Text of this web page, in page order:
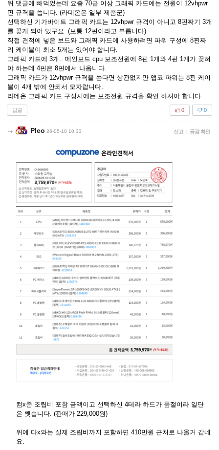
위 댓글에 빼먹었는데 요즘 70급 이상 그래픽 카드에는 전원이 12vhpwr
핀 규격을 씁니다. (라데온은 일부 제품군)
선택하신 기가바이트 그래픽 카드는 12vhpwr 규격이 아니고 8핀짜기 3개
를 꽂게 되어 있구요. (보통 12핀이라고 부릅니다)
직접 견적에 넣은 보드와 그래픽 카드에 사용하려면 파워 구성에 8핀짜
리 케이블이 최소 5개는 있어야 합니다.
그래픽 카드에 3개.. 메인보드 cpu 보조전원에 8핀 1개와 4핀 1개가 꽂혀
야 하는데 4핀은 8핀에서 나옵니다.
그래픽 카드가 12vhpwr 규격을 쓴다면 상관없지만 앱코 파워는 8핀 케이
블이 4개 밖에 안되서 모자랍니다.
라데온 그래픽 카드 구성시에는 보조전원 규격을 확인 하셔야 합니다.
답글 0
0
Pleo 26-05-10 10:33 신고 | 공감 확인
컴x존 조립비 포함 금액이고 선택하신 4테라 하드가 품절이라 일단
은 뺏습니다. (판매가 229,000원)
위에 다x와는 실제 조립비까지 포함하면 410만원 근처로 나올거 같네
요.